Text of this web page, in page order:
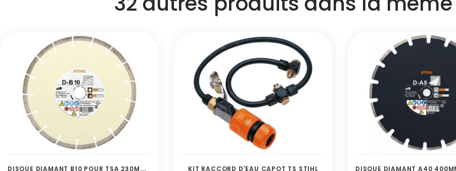
D
ISQUE DIAMANT B10 POUR TSA 230MM STIHL KIT RACCORD D'EAU CAPOT TS STIHL